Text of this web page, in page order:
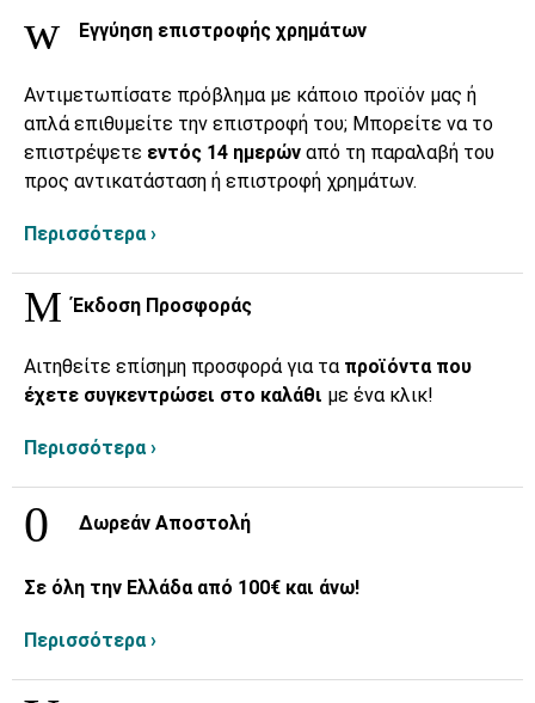
Εγγύηση επιστροφής χρημάτων
Αντιμετωπίσατε πρόβλημα με κάποιο προϊόν μας ή
απλά επιθυμείτε την επιστροφή του; Μπορείτε να το
επιστρέψετε εντός 14 ημερών από τη παραλαβή του
προς αντικατάσταση ή επιστροφή χρημάτων.
Περισσότερα ›
Έκδοση Προσφοράς
Αιτηθείτε επίσημη προσφορά για τα προϊόντα που
έχετε συγκεντρώσει στο καλάθι με ένα κλικ!
Περισσότερα ›
Δωρεάν Αποστολή
Σε όλη την Ελλάδα από 100€ και άνω!
Περισσότερα ›